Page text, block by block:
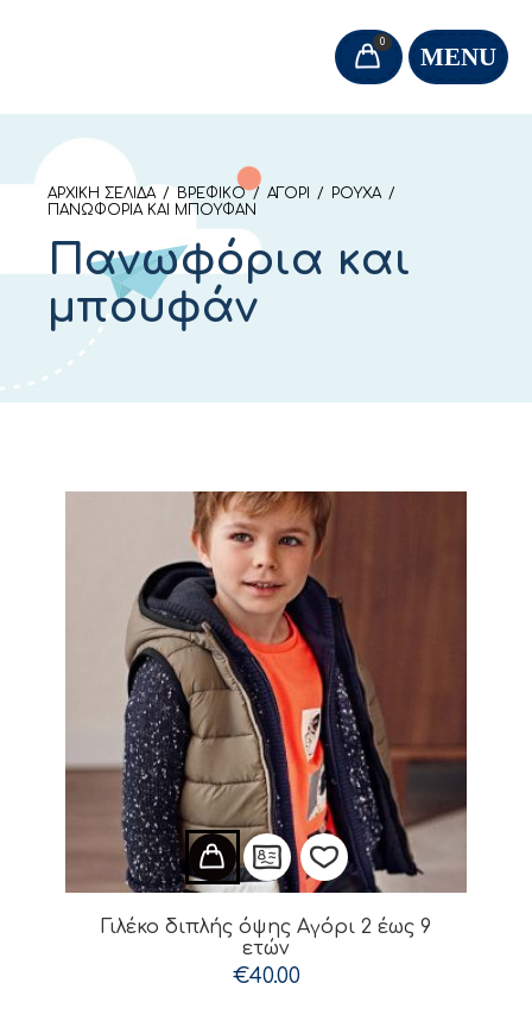
MENU
0
ΑΡΧΙΚΉ ΣΕΛΊΔΑ / ΒΡΕΦΙΚΌ / ΑΓΌΡΙ / ΡΟΎΧΑ /
ΠΑΝΩΦΌΡΙΑ ΚΑΙ ΜΠΟΥΦΆΝ
Πανωφόρια και
μπουφάν
Γιλέκο διπλής όψης Αγόρι 2 έως 9
ετών
€40.00